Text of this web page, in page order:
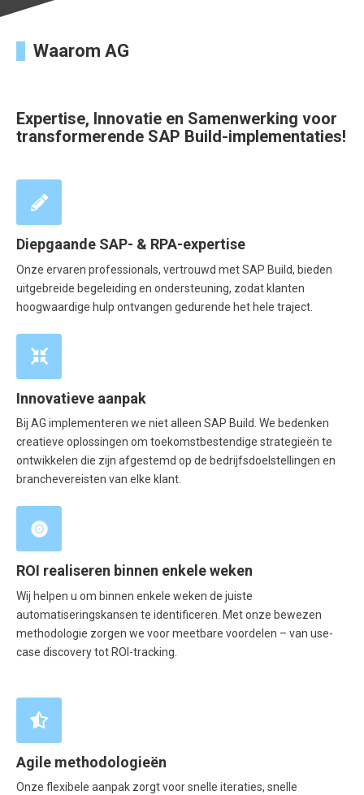
Waarom AG
Expertise, Innovatie en Samenwerking voor
transformerende SAP Build-implementaties!
Diepgaande SAP- & RPA-expertise
Onze ervaren professionals, vertrouwd met SAP Build, bieden
uitgebreide begeleiding en ondersteuning, zodat klanten
hoogwaardige hulp ontvangen gedurende het hele traject.
Innovatieve aanpak
Bij AG implementeren we niet alleen SAP Build. We bedenken
creatieve oplossingen om toekomstbestendige strategieën te
ontwikkelen die zijn afgestemd op de bedrijfsdoelstellingen en
branchevereisten van elke klant.
ROI realiseren binnen enkele weken
Wij helpen u om binnen enkele weken de juiste
automatiseringskansen te identificeren. Met onze bewezen
methodologie zorgen we voor meetbare voordelen – van use-
case discovery tot ROI-tracking.
Agile methodologieën
Onze flexibele aanpak zorgt voor snelle iteraties, snelle